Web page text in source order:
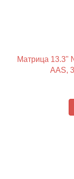
Матрица 13.3"
AAS,